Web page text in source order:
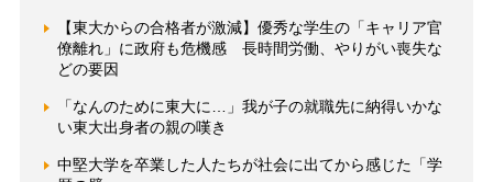
【東大からの合格者が激減】優秀な学生の「キャリア官
僚離れ」に政府も危機感 長時間労働、やりがい喪失な
どの要因
「なんのために東大に…」我が子の就職先に納得いかな
い東大出身者の親の嘆き
中堅大学を卒業した人たちが社会に出てから感じた「学